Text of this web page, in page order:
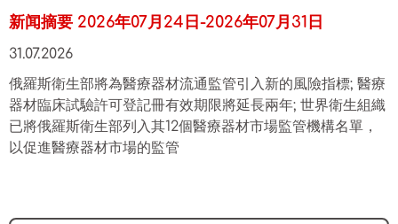
新闻摘要 2026年07月24日-2026年07月31日
31.07.2026
俄羅斯衛生部將為醫療器材流通監管引入新的風險指標; 醫療
器材臨床試驗許可登記冊有效期限將延長兩年; 世界衛生組織
已將俄羅斯衛生部列入其12個醫療器材市場監管機構名單，
以促進醫療器材市場的監管